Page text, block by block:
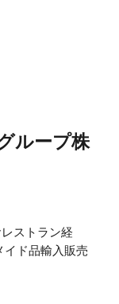
ループ株
ストラン経
ド品輸入販売